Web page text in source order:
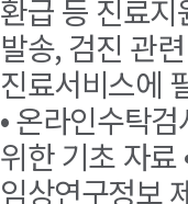
환급 등 진료지
발송, 검진 관
진료서비스에
• 온라인수탁
위한 기초 자료
임상연구정보